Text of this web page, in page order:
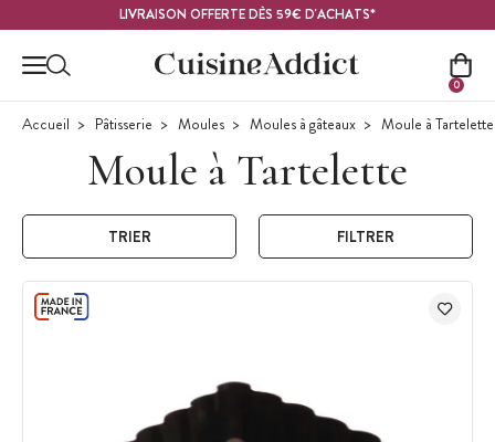
LIVRAISON OFFERTE DÈS 59€ D'ACHATS*
0
Accueil Pâtisserie Moules Moules à gâteaux Moule à Tartelette
Moule à Tartelette
TRIER FILTRER